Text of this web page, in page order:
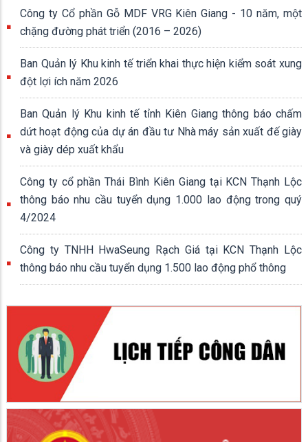
của Trưởng ban và các Phó Trưởng ban từ ngày 03/8/2026 đến
ngày 09/8/2026
Ban Quản lý Khu kinh tế tỉnh An Giang: Triển khai Nghị quyết
số 09/2026/NQ-HĐND về định mức chi xây dựng văn bản quy
phạm pháp luật
30/07/2026